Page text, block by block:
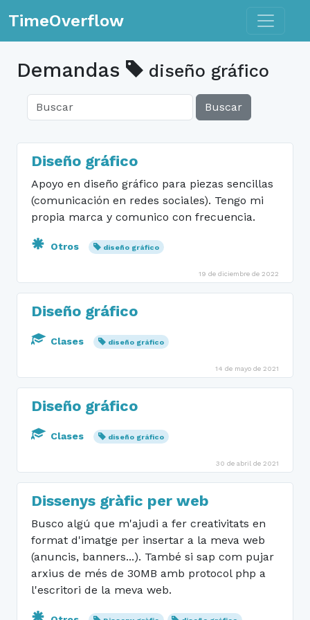
TimeOverflow Toggle
Demandas diseño gráfico
Buscar
Diseño gráfico
Apoyo en diseño gráfico para piezas sencillas
(comunicación en redes sociales). Tengo mi
propia marca y comunico con frecuencia.
Otros diseño gráfico
19 de diciembre de 2022
Diseño gráfico
Clases diseño gráfico
14 de mayo de 2021
Diseño gráfico
Clases diseño gráfico
30 de abril de 2021
Dissenys gràfic per web
Busco algú que m'ajudi a fer creativitats en
format d'imatge per insertar a la meva web
(anuncis, banners...). També si sap com pujar
arxius de més de 30MB amb protocol php a
l'escritori de la meva web.